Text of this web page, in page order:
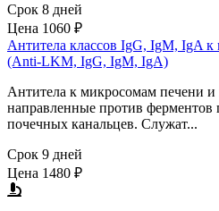
Срок 8 дней
Цена 1060 ₽
Антитела классов IgG, IgM, IgA
(Anti-LKM, IgG, IgM, IgA)
Антитела к микросомам печени и
направленные против ферментов
почечных канальцев. Служат...
Срок 9 дней
Цена 1480 ₽